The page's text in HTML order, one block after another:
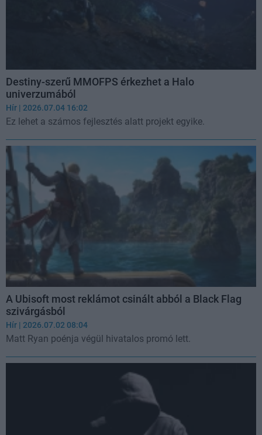
Destiny-szerű MMOFPS érkezhet a Halo
univerzumából
Hír | 2026.07.04 16:02
Ez lehet a számos fejlesztés alatt projekt egyike.
A Ubisoft most reklámot csinált abból a Black Flag
szivárgásból
Hír | 2026.07.02 08:04
Matt Ryan poénja végül hivatalos promó lett.